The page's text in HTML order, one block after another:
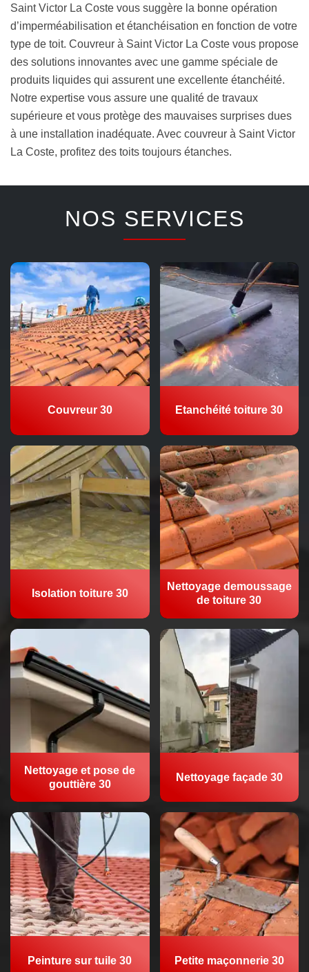
Saint Victor La Coste vous suggère la bonne opération
d’imperméabilisation et étanchéisation en fonction de votre
type de toit. Couvreur à Saint Victor La Coste vous propose
des solutions innovantes avec une gamme spéciale de
produits liquides qui assurent une excellente étanchéité.
Notre expertise vous assure une qualité de travaux
supérieure et vous protège des mauvaises surprises dues
à une installation inadéquate. Avec couvreur à Saint Victor
La Coste, profitez des toits toujours étanches.
NOS SERVICES
Couvreur 30 Etanchéité toiture 30
Isolation toiture 30
Nettoyage demoussage
de toiture 30
Nettoyage et pose de
gouttière 30
Nettoyage façade 30
Peinture sur tuile 30 Petite maçonnerie 30